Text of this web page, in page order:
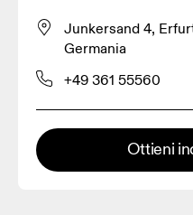
Junkersand 4,
Germania
+49 361 55560
Ottieni